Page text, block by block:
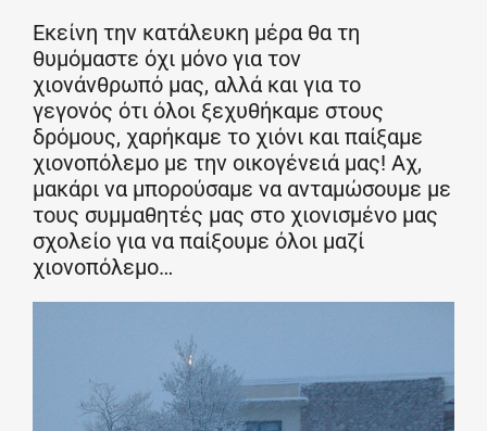
Εκείνη την κατάλευκη μέρα θα τη
θυμόμαστε όχι μόνο για τον
χιονάνθρωπό μας, αλλά και για το
γεγονός ότι όλοι ξεχυθήκαμε στους
δρόμους, χαρήκαμε το χιόνι και παίξαμε
χιονοπόλεμο με την οικογένειά μας! Αχ,
μακάρι να μπορούσαμε να ανταμώσουμε με
τους συμμαθητές μας στο χιονισμένο μας
σχολείο για να παίξουμε όλοι μαζί
χιονοπόλεμο…